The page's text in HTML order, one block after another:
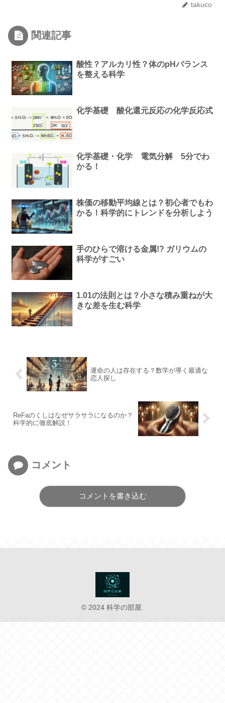
takuco
関連記事
酸性？アルカリ性？体のpHバランス
を整える科学
化学基礎 酸化還元反応の化学反応式
化学基礎・化学 電気分解 5分でわ
かる！
株価の移動平均線とは？初心者でもわ
かる！科学的にトレンドを分析しよう
手のひらで溶ける金属!? ガリウムの
科学がすごい
1.01の法則とは？小さな積み重ねが大
きな差を生む科学
運命の人は存在する？数学が導く最適な
恋人探し
ReFaのくしはなぜサラサラになるのか？
科学的に徹底解説！
コメント
コメントを書き込む
© 2024 科学の部屋.